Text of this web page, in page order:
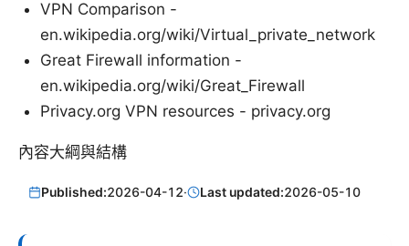
VPN Comparison -
en.wikipedia.org/wiki/Virtual_private_network
Great Firewall information -
en.wikipedia.org/wiki/Great_Firewall
Privacy.org VPN resources - privacy.org
內容大綱與結構
Published:2026-04-12· Last updated:2026-05-10